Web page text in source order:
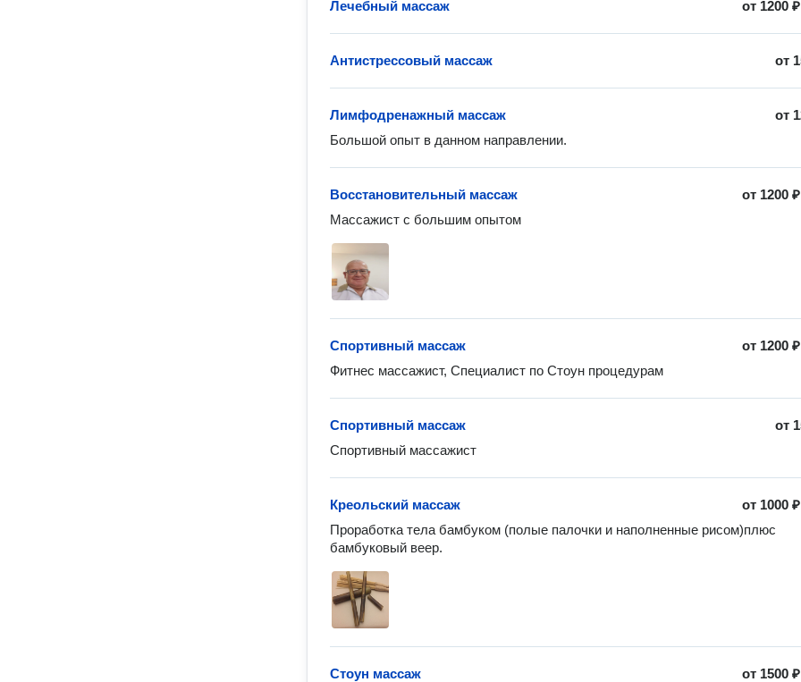
от 1200 ₽
Лечебный массаж
от
Антистрессовый массаж
от
Лимфодренажный массаж
Большой опыт в данном направлении.
от 1200 ₽
Восстановительный массаж
Массажист с большим опытом
от 1200 ₽
Спортивный массаж
Фитнес массажист, Специалист по Стоун процедурам
от
Спортивный массаж
Спортивный массажист
от 1000 ₽
Креольский массаж
Проработка тела бамбуком (полые палочки и наполненные рисом)плюс
бамбуковый веер.
от 1500 ₽
Стоун массаж